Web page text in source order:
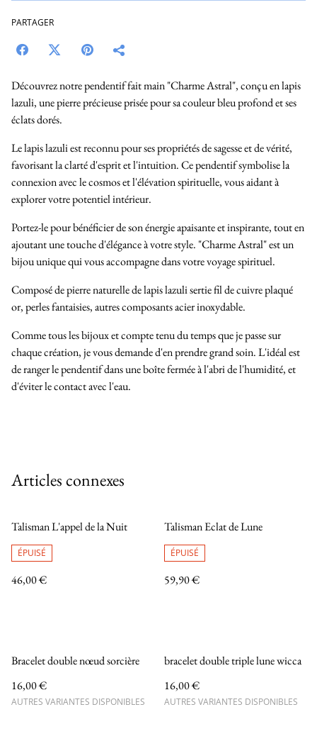
PARTAGER
Découvrez notre pendentif fait main "Charme Astral", conçu en lapis
lazuli, une pierre précieuse prisée pour sa couleur bleu profond et ses
éclats dorés.
Le lapis lazuli est reconnu pour ses propriétés de sagesse et de vérité,
favorisant la clarté d'esprit et l'intuition. Ce pendentif symbolise la
connexion avec le cosmos et l'élévation spirituelle, vous aidant à
explorer votre potentiel intérieur.
Portez-le pour bénéficier de son énergie apaisante et inspirante, tout en
ajoutant une touche d'élégance à votre style. "Charme Astral" est un
bijou unique qui vous accompagne dans votre voyage spirituel.
Composé de pierre naturelle de lapis lazuli sertie fil de cuivre plaqué
or, perles fantaisies, autres composants acier inoxydable.
Comme tous les bijoux et compte tenu du temps que je passe sur
chaque création, je vous demande d'en prendre grand soin. L'idéal est
de ranger le pendentif dans une boîte fermée à l'abri de l'humidité, et
d'éviter le contact avec l'eau.
Articles connexes
Talisman L'appel de la Nuit
ÉPUISÉ
46,00 €
Talisman Eclat de Lune
ÉPUISÉ
59,90 €
Bracelet double nœud sorcière
16,00 €
AUTRES VARIANTES DISPONIBLES
bracelet double triple lune wicca
16,00 €
AUTRES VARIANTES DISPONIBLES